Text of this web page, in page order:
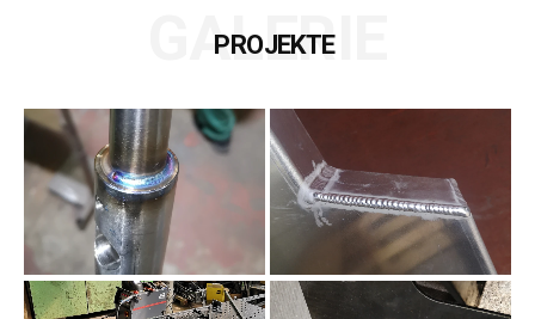
PROJEKTE
GALERIE